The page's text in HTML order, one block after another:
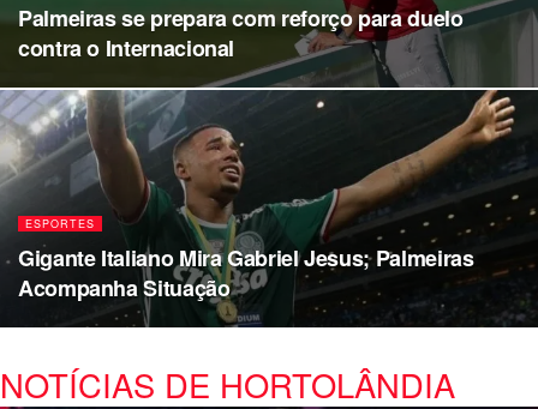
Palmeiras se prepara com reforço para duelo
contra o Internacional
ESPORTES
Gigante Italiano Mira Gabriel Jesus; Palmeiras
Acompanha Situação
NOTÍCIAS DE HORTOLÂNDIA